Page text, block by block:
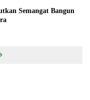
Semangat Bangun